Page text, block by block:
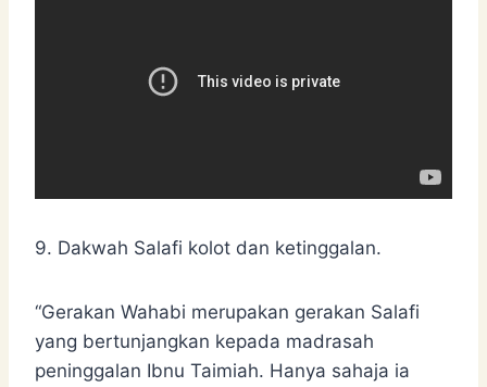
9. Dakwah Salafi kolot dan ketinggalan.
“Gerakan Wahabi merupakan gerakan Salafi
yang bertunjangkan kepada madrasah
peninggalan Ibnu Taimiah. Hanya sahaja ia